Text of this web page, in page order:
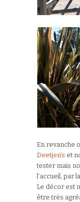
En revanche
Deetjen’s et
tester mais
l’accueil, par
Le décor est
être très